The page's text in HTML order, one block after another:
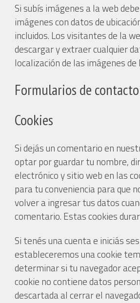
Si subís imágenes a la web
imágenes con datos de
incluidos. Los visitantes de la
descargar y extraer cualquier
localización de las imágenes de
Formularios de contacto
Cookies
Si dejás un comentario en
optar por guardar tu nombre,
electrónico y sitio web en las
para tu conveniencia para que
volver a ingresar tus datos
comentario. Estas cookies
Si tenés una cuenta e iniciás
estableceremos una cookie
determinar si tu navegador
cookie no contiene datos
descartada al cerrar el